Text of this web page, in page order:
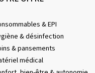
& EPI
& désinfection
& pansements
médical